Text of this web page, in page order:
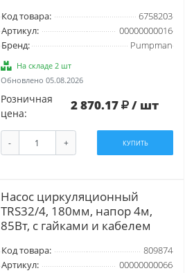
Код товара:
6758203
Артикул:
00000000016
Бренд:
Pumpman
На складе 2 шт
Обновлено 05.08.2026
Розничная
цена:
2 870.17 / шт
- + КУПИТЬ
Насос циркуляционный
TRS32/4, 180мм, напор 4м,
85Вт, с гайками и кабелем
Код товара:
809874
Артикул:
00000000066